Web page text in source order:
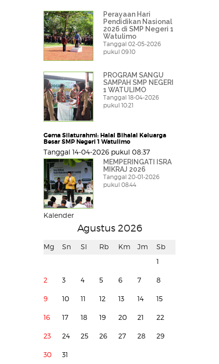
Perayaan Hari
Pendidikan Nasional
2026 di SMP Negeri 1
Watulimo
Tanggal 02-05-2026
pukul 09:10
PROGRAM SANGU
SAMPAH SMP NEGERI
1 WATULIMO
Tanggal 18-04-2026
pukul 10:21
Gema Silaturahmi: Halal Bihalal Keluarga
Besar SMP Negeri 1 Watulimo
Tanggal 14-04-2026 pukul 08:37
MEMPERINGATI ISRA
MIKRAJ 2026
Tanggal 20-01-2026
pukul 08:44
Kalender
Agustus 2026
Mg Sn Sl Rb Km Jm
Sb
1
2 3 4 5 6 7 8
9 10 11 12 13 14 15
16 17 18 19 20 21 22
23 24 25 26 27 28 29
30 31